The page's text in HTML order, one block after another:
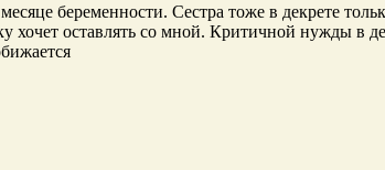
беременности. Сестра тоже в декрете
хочет оставлять со мной. Критичной нужды в